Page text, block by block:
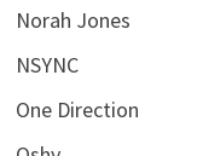
Norah Jones
NSYNC
One Direction